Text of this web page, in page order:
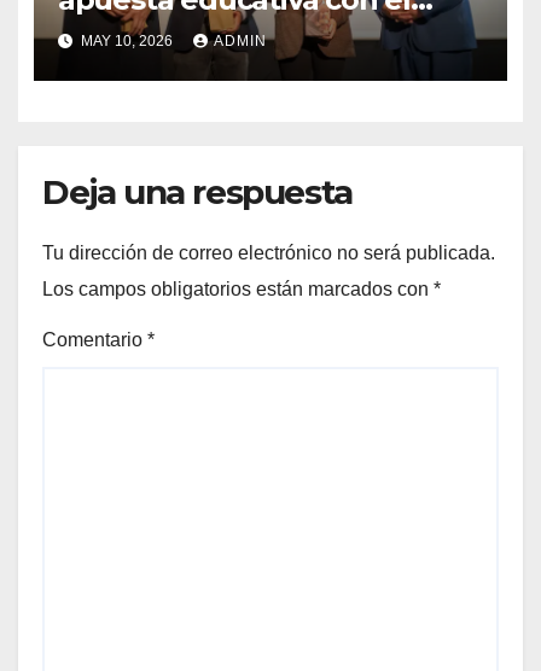
lanzamiento del
Preuniversitario Brotes 2026
MAY 10, 2026 ADMIN
Deja una respuesta
Tu dirección de correo electrónico no será publicada.
Los campos obligatorios están marcados con *
Comentario *